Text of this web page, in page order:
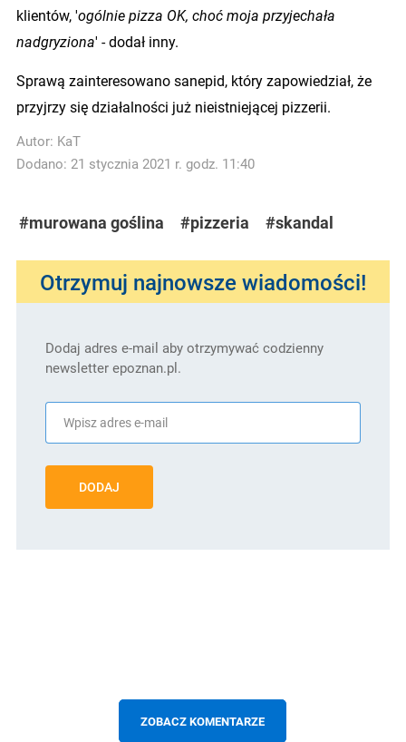
klientów, 'ogólnie pizza OK, choć moja przyjechała
nadgryziona' - dodał inny.
Sprawą zainteresowano sanepid, który zapowiedział, że
przyjrzy się działalności już nieistniejącej pizzerii.
Autor: KaT
Dodano: 21 stycznia 2021 r. godz. 11:40
#murowana goślina #pizzeria #skandal
Otrzymuj najnowsze wiadomości!
Dodaj adres e-mail aby otrzymywać codzienny
newsletter epoznan.pl.
DODAJ
ZOBACZ KOMENTARZE